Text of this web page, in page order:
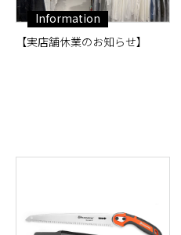
Information
【実店舗休業のお知らせ】